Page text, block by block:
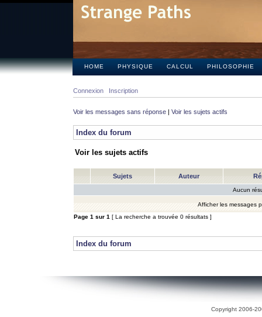
HOME PHYSIQUE CALCUL PHILOSOPHIE
Connexion Inscription
Voir les messages sans réponse | Voir les sujets actifs
Index du forum
Voir les sujets actifs
Sujets Auteur
Aucun
Afficher les messages
Page 1 sur 1 [ La recherche a trouvée 0 résultats ]
Index du forum
Copyright 2006-